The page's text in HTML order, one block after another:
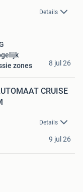
Details
zones
8 jul 26
CRUISE
Details
9 jul 26